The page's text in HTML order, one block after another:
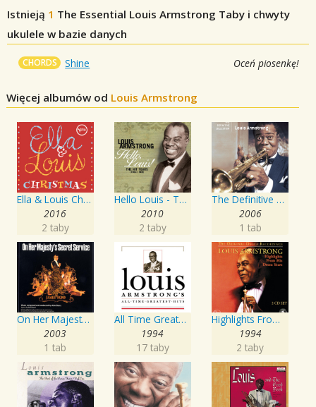
Istnieją 1 The Essential Louis Armstrong Taby i chwyty
ukulele w bazie danych
CHORDS Shine Oceń piosenkę!
Więcej albumów od Louis Armstrong
Ella & Louis Christmas
2016
2 taby
Hello Louis - The Hit Years
2010
2 taby
The Definitive Collection
2006
1 tab
On Her Majesty's Secret Service
2003
1 tab
All Time Greatest Hits
1994
17 taby
Highlights From His Decca Years
1994
2 taby